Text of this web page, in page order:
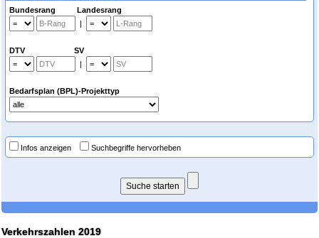
Bundesrang Landesrang
|
DTV SV
|
Bedarfsplan (BPL)-Projekttyp
Infos anzeigen Suchbegriffe hervorheben
Verkehrszahlen 2019